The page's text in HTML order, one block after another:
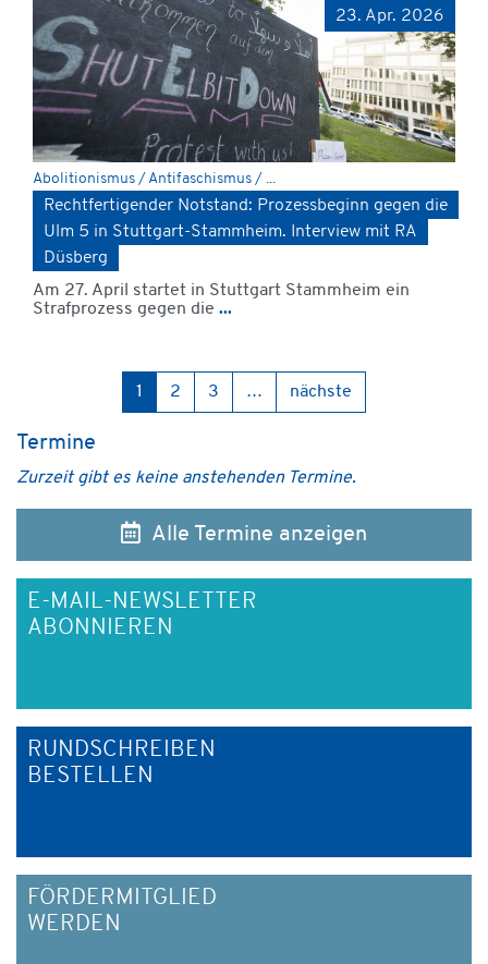
23. Apr. 2026
Abolitionismus / Antifaschismus / ...
Rechtfertigender Notstand: Prozessbeginn gegen die
Ulm 5 in Stuttgart-Stammheim. Interview mit RA
Düsberg
Am 27. April startet in Stuttgart Stammheim ein
Strafprozess gegen die ...
1 2 3 … nächste
Termine
Zurzeit gibt es keine anstehenden Termine.
Alle Termine anzeigen
E-MAIL-NEWSLETTER
ABONNIEREN
RUNDSCHREIBEN
BESTELLEN
FÖRDERMITGLIED
WERDEN